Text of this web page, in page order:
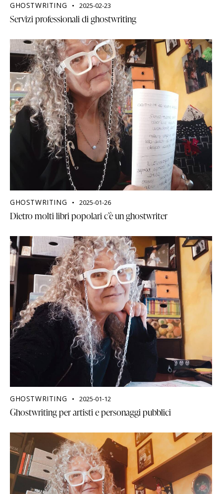
GHOSTWRITING 2025-02-23
Servizi professionali di ghostwriting
GHOSTWRITING 2025-01-26
Dietro molti libri popolari c’è un ghostwriter
GHOSTWRITING 2025-01-12
Ghostwriting per artisti e personaggi pubblici